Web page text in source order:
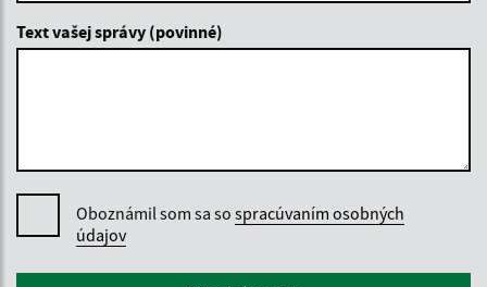
Text vašej správy (povinné)
Oboznámil som sa so spracúvaním osobných
údajov